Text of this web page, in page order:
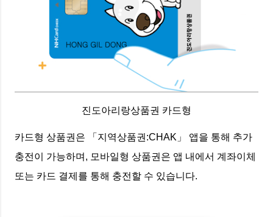
진도아리랑상품권 카드형
카드형 상품권은 「지역상품권:CHAK」 앱을 통해 추가
충전이 가능하며, 모바일형 상품권은 앱 내에서 계좌이체
또는 카드 결제를 통해 충전할 수 있습니다.